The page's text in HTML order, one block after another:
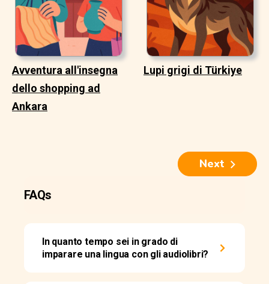
Avventura all'insegna
dello shopping ad
Ankara
Lupi grigi di Türkiye
Next
FAQs
In quanto tempo sei in grado di
imparare una lingua con gli audiolibri?